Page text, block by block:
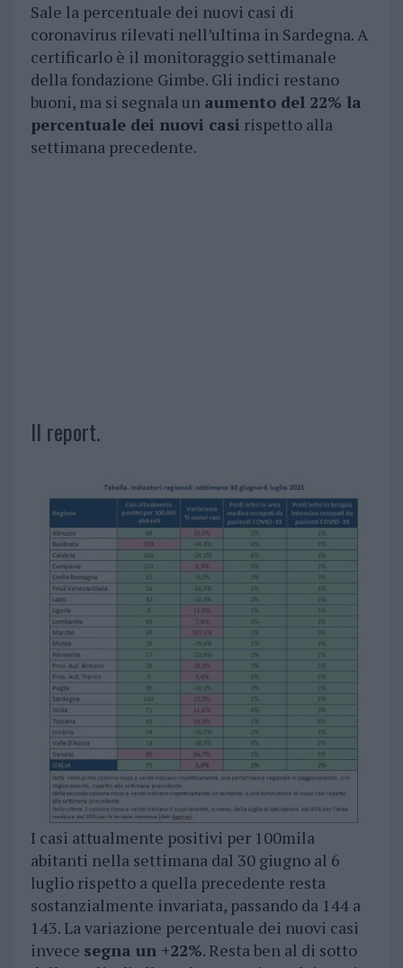
Sale la percentuale dei nuovi casi di
coronavirus rilevati nell’ultima in Sardegna. A
certificarlo è il monitoraggio settimanale
della fondazione Gimbe. Gli indici restano
buoni, ma si segnala un aumento del 22% la
percentuale dei nuovi casi rispetto alla
settimana precedente.
Il report.
I casi attualmente positivi per 100mila
abitanti nella settimana dal 30 giugno al 6
luglio rispetto a quella precedente resta
sostanzialmente invariata, passando da 144 a
143. La variazione percentuale dei nuovi casi
invece segna un +22%. Resta ben al di sotto